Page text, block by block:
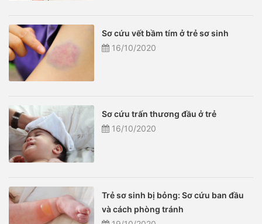
Sơ cứu vết bầm tím ở trẻ sơ sinh
16/10/2020
Sơ cứu trấn thương đầu ở trẻ
16/10/2020
Trẻ sơ sinh bị bỏng: Sơ cứu ban đầu
và cách phòng tránh